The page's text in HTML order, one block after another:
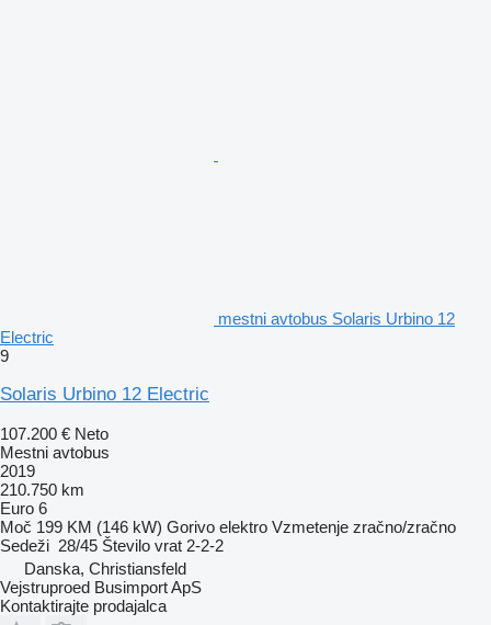
mestni avtobus Solaris Urbino 12
Electric
9
Solaris Urbino 12 Electric
107.200 € Neto
Mestni avtobus
2019
210.750 km
Euro 6
Moč 199 KM (146 kW) Gorivo elektro Vzmetenje zračno/zračno
Sedeži 28/45 Število vrat 2-2-2
Danska, Christiansfeld
Vejstruproed Busimport ApS
Kontaktirajte prodajalca